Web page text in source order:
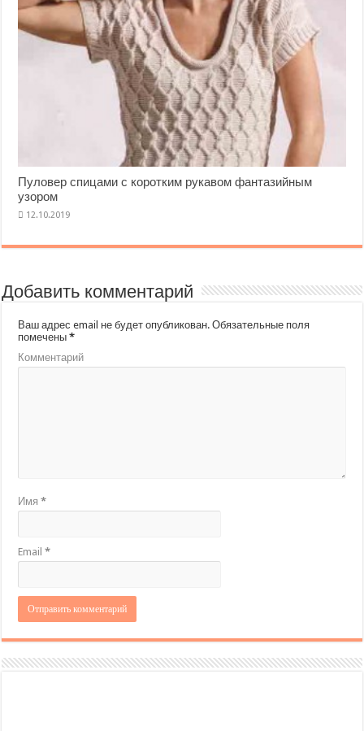
Пуловер спицами с коротким рукавом фантазийным
узором
Добавить комментарий
Ваш адрес email не будет опубликован. Обязательные поля
помечены*
Комментарий
Имя*
Email*